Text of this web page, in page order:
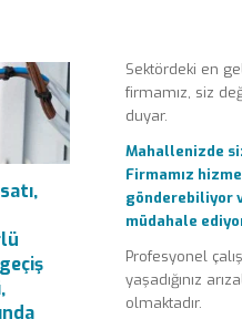
Sektördeki en
firmamız, siz
duyar.
Mahallenizde
Firmamız
gönderebiliyor
müdahale
Profesyonel
yaşadığınız
olmaktadır.